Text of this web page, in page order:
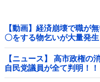
【動画】経済崩壊で職が
〇をする物乞いが大量発生
【ニュース】 高市政権の
自民党議員が全て判明！
ｗｗ